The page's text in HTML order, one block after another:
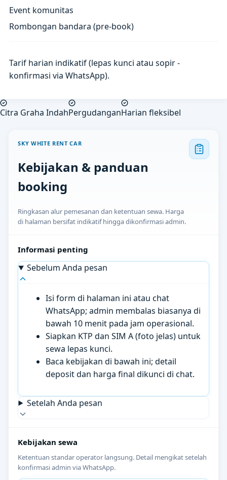
Event komunitas
Rombongan bandara (pre-book)
Tarif harian indikatif (lepas kunci atau sopir -
konfirmasi via WhatsApp).
Citra Graha IndahPergudanganHarian fleksibel
SKY WHITE RENT CAR
Kebijakan & panduan
booking
Ringkasan alur pemesanan dan ketentuan sewa. Harga
di halaman bersifat indikatif hingga dikonfirmasi admin.
Informasi penting
Sebelum Anda pesan
Isi form di halaman ini atau chat
WhatsApp; admin membalas biasanya di
bawah 10 menit pada jam operasional.
Siapkan KTP dan SIM A (foto jelas) untuk
sewa lepas kunci.
Baca kebijakan di bawah ini; detail
deposit dan harga final dikunci di chat.
Setelah Anda pesan
Kebijakan sewa
Ketentuan standar operator langsung. Detail mengikat setelah
konfirmasi admin via WhatsApp.